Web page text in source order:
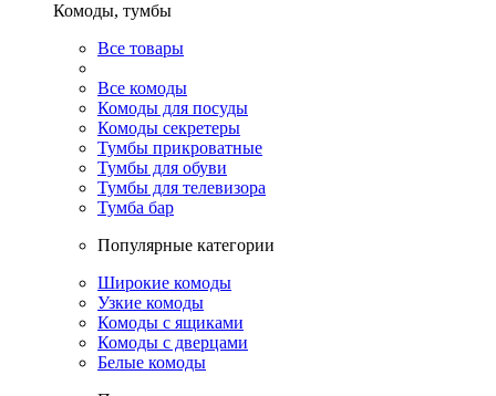
Комоды, тумбы
Все товары
Все комоды
Комоды для посуды
Комоды секретеры
Тумбы прикроватные
Тумбы для обуви
Тумбы для телевизора
Тумба бар
Популярные категории
Широкие комоды
Узкие комоды
Комоды с ящиками
Комоды с дверцами
Белые комоды